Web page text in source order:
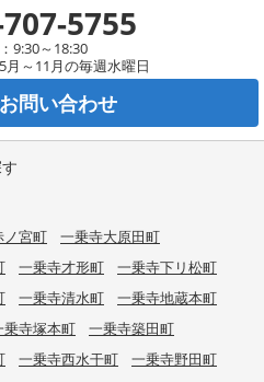
5755
9:30～18:30
月～11月の毎週水曜日
お問い合わせ
ノ宮町
一乗寺大原田町
一乗寺才形町
一乗寺下リ松町
一乗寺清水町
一乗寺地蔵本町
乗寺塚本町
一乗寺築田町
一乗寺西水干町
一乗寺野田町